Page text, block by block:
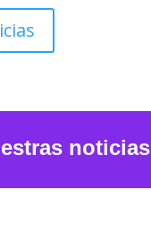
noticias